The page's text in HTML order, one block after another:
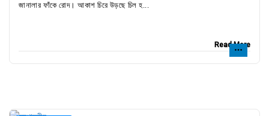
জানালার ফাঁকে রােদ। আকাশ চিরে উড়ছে চিল হ...
Read More